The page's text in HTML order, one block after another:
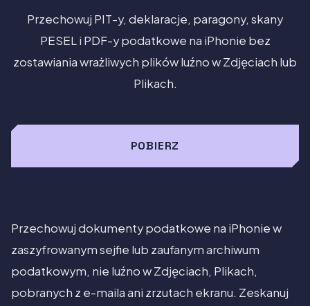
Przechowuj PIT-y, deklaracje, paragony, skany
PESEL i PDF-y podatkowe na iPhonie bez
zostawiania wrażliwych plików luźno w Zdjęciach lub
Plikach.
POBIERZ
Przechowuj dokumenty podatkowe na iPhonie w
zaszyfrowanym sejfie lub zaufanym archiwum
podatkowym, nie luźno w Zdjęciach, Plikach,
pobranych z e-maila ani zrzutach ekranu. Zeskanuj